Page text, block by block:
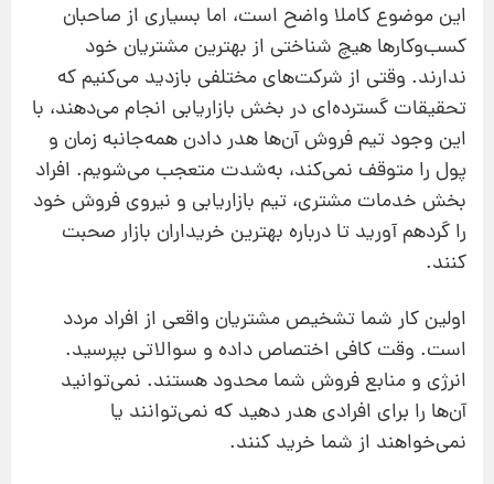
این موضوع کاملا واضح است، اما بسیاری از صاحبان
کسب‌و‌کارها هیچ شناختی از بهترین مشتریان خود
ندارند. وقتی از شرکت‌های مختلفی بازدید می‌کنیم که
تحقیقات گسترده‌ای در بخش بازاریابی انجام می‌دهند، با
این وجود تیم فروش آن‌ها هدر دادن همه‌جانبه زمان و
پول را متوقف نمی‌کند، به‌شدت متعجب می‌شویم. افراد
بخش خدمات مشتری، تیم بازاریابی و نیروی فروش خود
را گرد‌هم آورید تا درباره بهترین خریداران بازار صحبت
کنند.
اولین کار شما تشخیص مشتریان واقعی از افراد مردد
است. وقت کافی اختصاص داده و سوالاتی بپرسید.
انرژی و منابع فروش شما محدود هستند. نمی‌توانید
آن‌ها را برای افرادی هدر دهید که نمی‌توانند یا
نمی‌خواهند از شما خرید کنند.